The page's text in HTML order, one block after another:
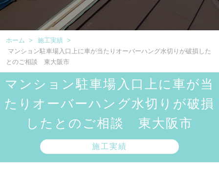
ホーム > 施工実績 >
マンション駐車場入口上に車が当たりオーバーハング水切りが破損した
とのご相談 東大阪市
マンション駐車場入口上に車が当
たりオーバーハング水切りが破損
したとのご相談 東大阪市
施工実績